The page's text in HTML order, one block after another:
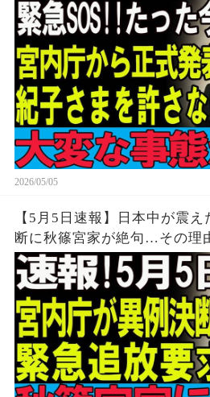
2026/05/05
【5月5日速報】日本中が震
断に秋篠宮家が絶句…その理